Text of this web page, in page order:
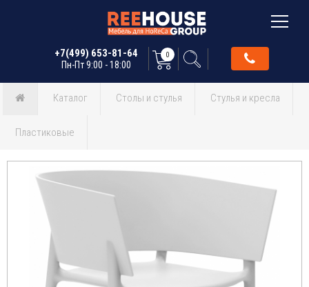
+7(499) 653-81-64
Пн-Пт 9:00 - 18:00
0
Каталог Столы и стулья Стулья и кресла
Пластиковые